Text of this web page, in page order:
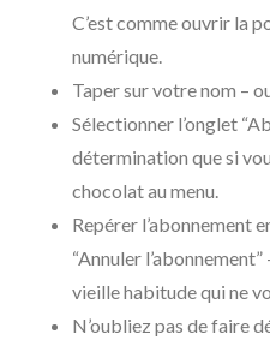
C’est comme ouvrir la
numérique.
Taper sur votre nom –
Sélectionner l’onglet
détermination que si
chocolat au menu.
Repérer l’abonnement
“Annuler
vieille habitude qui ne
N’oubliez pas de faire